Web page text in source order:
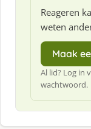
Reageren
weten
Maak
Al lid? Log in
wachtwoord.